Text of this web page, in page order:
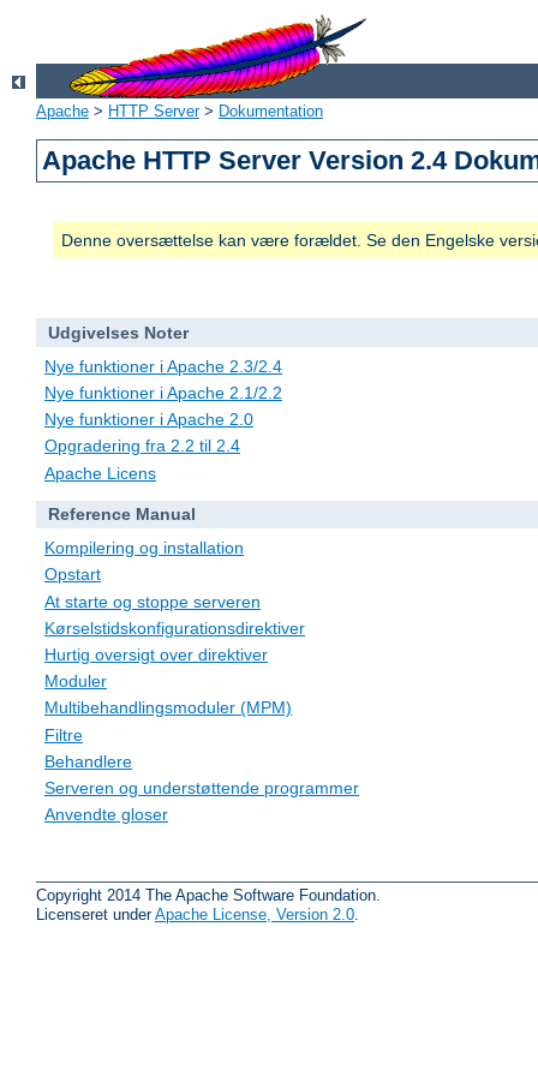
Apache > HTTP Server> Dokumentation
Apache HTTP Server Version 2.4
Denne oversættelse kan være forældet. Se den Engelske
Udgivelses Noter
Nye funktioner i Apache 2.3/2.4
Nye funktioner i Apache 2.1/2.2
Nye funktioner i Apache 2.0
Opgradering fra 2.2 til 2.4
Apache Licens
Reference Manual
Kompilering og installation
Opstart
At starte og stoppe serveren
Kørselstidskonfigurationsdirektiver
Hurtig oversigt over direktiver
Moduler
Multibehandlingsmoduler (MPM)
Filtre
Behandlere
Serveren og understøttende programmer
Anvendte gloser
Copyright 2014 The Apache Software Foundation.
Licenseret underApache License, Version 2.0